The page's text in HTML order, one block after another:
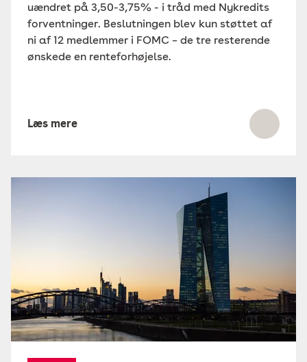
uændret på 3,50-3,75% - i tråd med Nykredits
forventninger. Beslutningen blev kun støttet af
ni af 12 medlemmer i FOMC – de tre resterende
ønskede en renteforhøjelse.
Læs mere